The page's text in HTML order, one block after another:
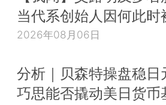
当代系创始人因何此时
2026年08月06日
分析｜贝森特操盘稳日
巧思能否撬动美日货币